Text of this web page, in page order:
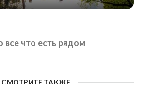
все что есть рядом
СМОТРИТЕ ТАКЖЕ